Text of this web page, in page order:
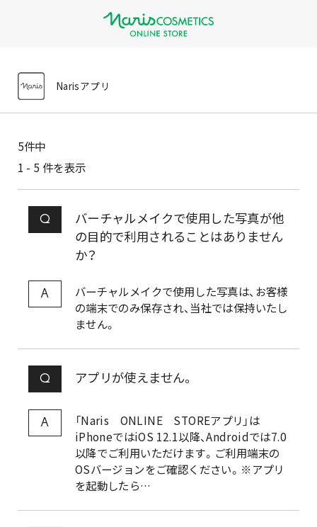
Narisアプリ
5件中
1 - 5 件を表示
Q
バーチャルメイクで使用した写真が他
の目的で利用されることはありません
か？
A
バーチャルメイクで使用した写真は、お客様
の端末でのみ保存され、当社では保持いたし
ません。
Q アプリが使えません。
A
「Naris ONLINE STOREアプリ」は
iPhoneではiOS 12.1以降、Androidでは7.0
以降でご利用いただけます。ご利用端末の
OSバージョンをご確認ください。※アプリ
を起動したら…